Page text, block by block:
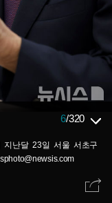
6/320
지난달 23일 서울 서초구